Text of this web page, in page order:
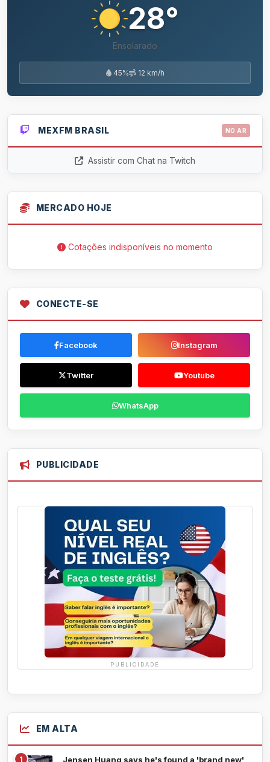
28°
Ensolarado
45% 12 km/h
MEXFM BRASIL NO AR
Assistir com Chat na Twitch
MERCADO HOJE
Cotações indisponíveis no momento
CONECTE-SE
Facebook Instagram
Twitter Youtube
WhatsApp
PUBLICIDADE
PUBLICIDADE
EM ALTA
1 Jensen Huang says he's found a 'brand new'